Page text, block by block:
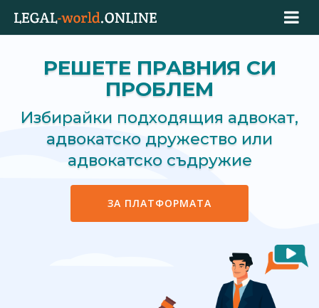
РЕШЕТЕ ПРАВНИЯ СИ
ПРОБЛЕМ
Избирайки подходящия адвокат,
адвокатско дружество или
адвокатско съдружие
ЗА ПЛАТФОРМАТА